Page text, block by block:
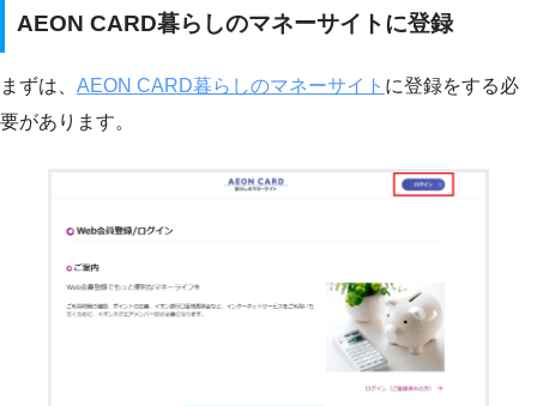
AEON CARD暮らしのマネーサイトに登録
まずは、 AEON CARD暮らしのマネーサイト に登録をする必
要があります。